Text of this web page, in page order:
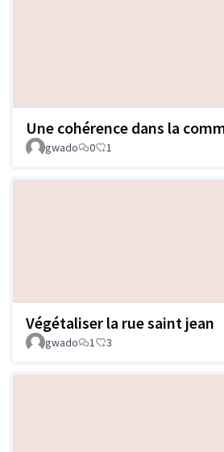
Une cohérence dans la
gwado 0 1
Végétaliser la rue saint jean
gwado 1 3